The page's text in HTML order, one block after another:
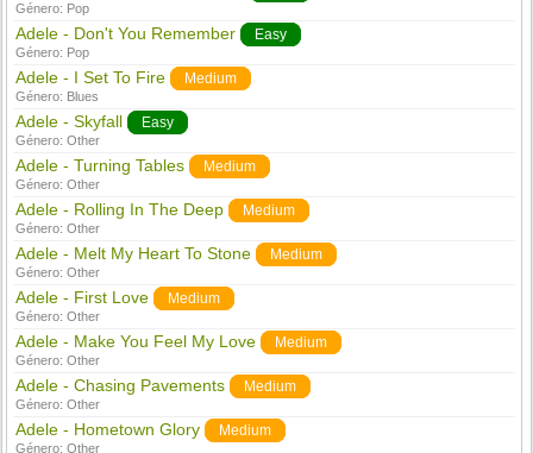
Género: Pop
Adele - Don't You Remember Easy
Género: Pop
Adele - I Set To Fire Medium
Género: Blues
Adele - Skyfall Easy
Género:Other
Adele - Turning Tables Medium
Género:Other
Adele - Rolling In The Deep Medium
Género:Other
Adele - Melt My Heart To Stone Medium
Género:Other
Adele - First Love Medium
Género:Other
Adele - Make You Feel My Love Medium
Género:Other
Adele - Chasing Pavements Medium
Género:Other
Adele - Hometown Glory Medium
Género:Other